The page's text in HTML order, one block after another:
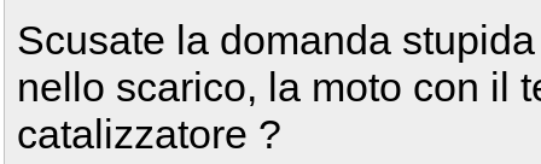
Scusate la domanda
nello scarico, la moto con il
catalizzatore ?